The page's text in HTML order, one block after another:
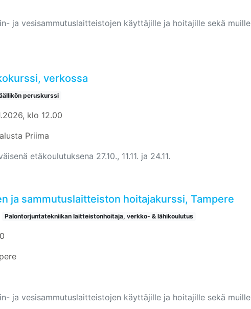
ja vesisammutuslaitteistojen käyttäjille ja hoitajille sekä muille
verkossa
peruskurssi
klo 12.00
Priima
etäkoulutuksena 27.10., 11.11. ja 24.11.
ja sammutuslaitteiston hoitajakurssi, Tampere
Palontorjuntatekniikan laitteistonhoitaja, verkko- & lähikoulutus
ja vesisammutuslaitteistojen käyttäjille ja hoitajille sekä muille